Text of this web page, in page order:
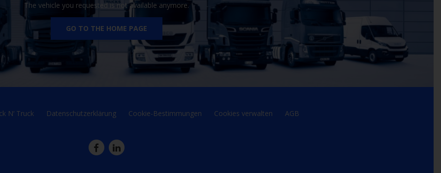
The vehicle you requested is not available anymore.
GO TO THE HOME PAGE
N‘ Truck Datenschutzerklärung Cookie-Bestimmungen Cookies verwalten AGB